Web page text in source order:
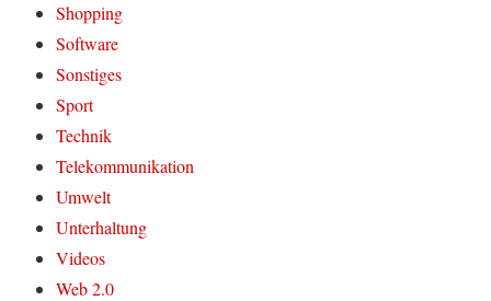
Shopping
Software
Sonstiges
Sport
Technik
Telekommunikation
Umwelt
Unterhaltung
Videos
Web 2.0